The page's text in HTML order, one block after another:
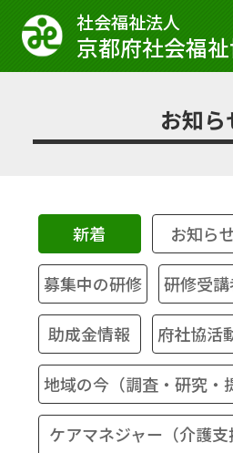
社会福祉法⼈
京都府社会福
お知ら
新着 お知ら
募集中の研修 研修受
助成金情報 府社協活
地域の今（調査・研究・
ケアマネジャー（介護